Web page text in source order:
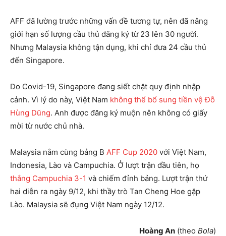
AFF đã lường trước những vấn đề tương tự, nên đã nâng
giới hạn số lượng cầu thủ đăng ký từ 23 lên 30 người.
Nhưng Malaysia không tận dụng, khi chỉ đưa 24 cầu thủ
đến Singapore.
Do Covid-19, Singapore đang siết chặt quy định nhập
cảnh. Vì lý do này, Việt Nam không thể bổ sung tiền vệ Đỗ
Hùng Dũng. Anh được đăng ký muộn nên không có giấy
mời từ nước chủ nhà.
Malaysia nằm cùng bảng B AFF Cup 2020 với Việt Nam,
Indonesia, Lào và Campuchia. Ở lượt trận đầu tiên, họ
thắng Campuchia 3-1 và chiếm đỉnh bảng. Lượt trận thứ
hai diễn ra ngày 9/12, khi thầy trò Tan Cheng Hoe gặp
Lào. Malaysia sẽ đụng Việt Nam ngày 12/12.
Hoàng An (theo Bola)